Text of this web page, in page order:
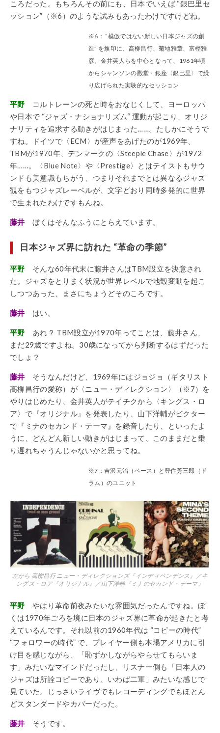
ころだった。もちろんその前にも、日本でいえば “銀巴里セ
ッション”（※6）のような試みもあったわけですけどね。
※6： “模倣ではない新しい日本ジャズの創
造” を旗印に、高柳昌行、菊地雅章、富樫雅
彦、金井英人らを中心となって、1961年頃
からシャンソンの殿堂・銀座〈銀巴里〉で繰
り広げられた実験的なセッション
平野 コルトレーンの死と時をおなじくして、ヨーロッパ
や日本で “ジャズ・ナショナリズム“ 運動が起こり、オリジ
ナリティを追求する動きがはじまった……。たしかにそうで
すね。ドイツで〈ECM〉が産声をあげたのが1969年、
TBMが1970年、デンマークの〈Steeple Chase〉が1972
年……。〈Blue Note〉や〈Prestige〉とはテイストもサウ
ンドも美意識もちがう、つまりそれまでとは異なるジャズ
観をもつジャズレーベルが、文字どおり同時多発的に世界
で生まれたわけですもんね。
藤井 ぼくはそんなふうにとらえています。
日本ジャズ界に訪れた “革命の季節”
平野 そんな60年代末に藤井さんはTBM設立を決意され
た。ジャズをとりまく状況が世界レベルで地殻変動を起こ
しつつあった、まさにちょうどそのころです。
藤井 はい。
平野 あれ？ TBM設立が1970年ってことは、藤井さん、
まだ29歳ですよね。30歳になってから判断するはずだった
でしょ？
藤井 そうなんだけど、1969年にはジョジョ（ギタリスト
高柳昌行の愛称）が〈ニュー・ディレクション〉（※7）を
やりはじめたり、金井英人がテイチクから〈キングス・ロ
ア〉で『オリジナル』を発表したり、山下洋輔がビクター
で『ミナのセカンド・テーマ』を録音したり、といったよ
うに、どんどん新しい動きがはじまって、このままだと乗
り遅れちゃうんじゃないかと思ってね。
※7：吉沢元治（ベース）と豊住芳三郎（ド
ラム）のユニット
左から 高柳昌行 ニュー・ディレクションズ『インディペンデンス』／キ
ングス・ロア『オリジナル』／山下洋輔『ミナのセカンド・テーマ』
平野 やはり革命前夜みたいな雰囲気だったんですね。ぼ
くは1970年ごろを境に日本のジャズ界に革命が起きたと考
えているんです。それ以前の1960年代は “コピーの時代”
“フォロワーの時代” で、プレイヤー側も本場アメリカに引
け目を感じながら、「恥ずかしながらやらせてもらいま
す」みたいなマインドだったし、リスナー側も「日本人の
ジャズは所詮コピーであり、いわば二軍」みたいな感じで
見ていた。じっさいライヴでもレコーディングでもほとん
どスタンダードやカバーだった。
藤井 そうです。